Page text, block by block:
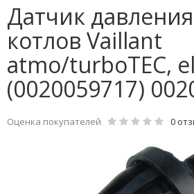
Датчик
котлов Vaillant
atmo/turboTEC,
(0020059717)
Оценка покупателей 0